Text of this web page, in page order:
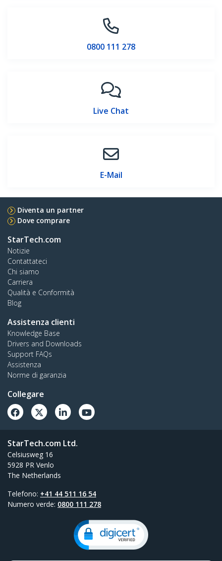
0800 111 278
Live Chat
E-Mail
Diventa un partner
Dove comprare
StarTech.com
Notizie
Contattateci
Chi siamo
Carriera
Qualità e Conformità
Blog
Assistenza clienti
Knowledge Base
Drivers and Downloads
Support FAQs
Assistenza
Norme di garanzia
Collegare
StarTech.com Ltd.
Celsiusweg 16
5928 PR Venlo
The Netherlands
Telefono: +41 44 511 16 54
Numero verde: 0800 111 278